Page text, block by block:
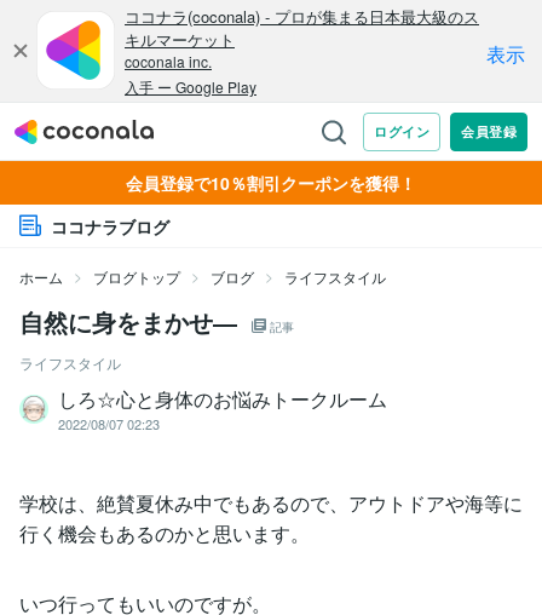
会員登録で10％割引クーポンを獲得！
ココナラブログ
ホーム ブログトップ ブログ ライフスタイル
自然に身をまかせ― 記事
ライフスタイル
しろ☆心と身体のお悩みトークルーム
2022/08/07 02:23
学校は、絶賛夏休み中でもあるので、アウトドアや海等に
行く機会もあるのかと思います。
いつ行ってもいいのですが。